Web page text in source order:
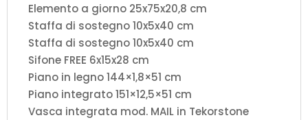
Elemento a giorno 25x75x20,8 cm
Staffa di sostegno 10x5x40 cm
Staffa di sostegno 10x5x40 cm
Sifone FREE 6x15x28 cm
Piano in legno 144×1,8×51 cm
Piano integrato 151×12,5×51 cm
Vasca integrata mod. MAIL in Tekorstone